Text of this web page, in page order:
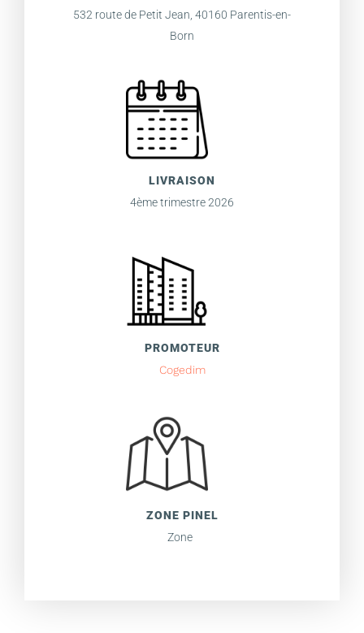
532 route de Petit Jean, 40160 Parentis-en-
Born
LIVRAISON
4ème trimestre 2026
PROMOTEUR
Cogedim
ZONE PINEL
Zone